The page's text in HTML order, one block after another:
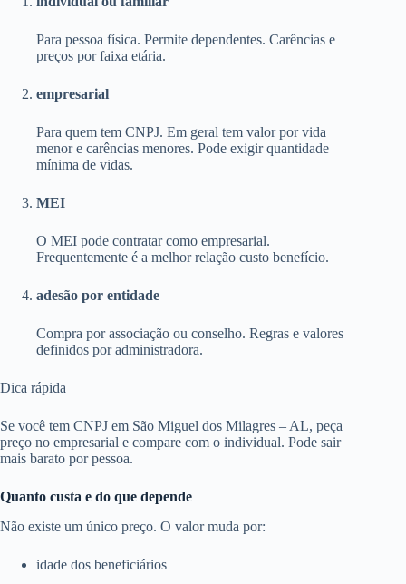
Para pessoa física. Permite dependentes. Carências e
preços por faixa etária.
empresarial
Para quem tem CNPJ. Em geral tem valor por vida
menor e carências menores. Pode exigir quantidade
mínima de vidas.
MEI
O MEI pode contratar como empresarial.
Frequentemente é a melhor relação custo benefício.
adesão por entidade
Compra por associação ou conselho. Regras e valores
definidos por administradora.
Dica rápida
Se você tem CNPJ em São Miguel dos Milagres – AL, peça
preço no empresarial e compare com o individual. Pode sair
mais barato por pessoa.
Quanto custa e do que depende
Não existe um único preço. O valor muda por:
idade dos beneficiários